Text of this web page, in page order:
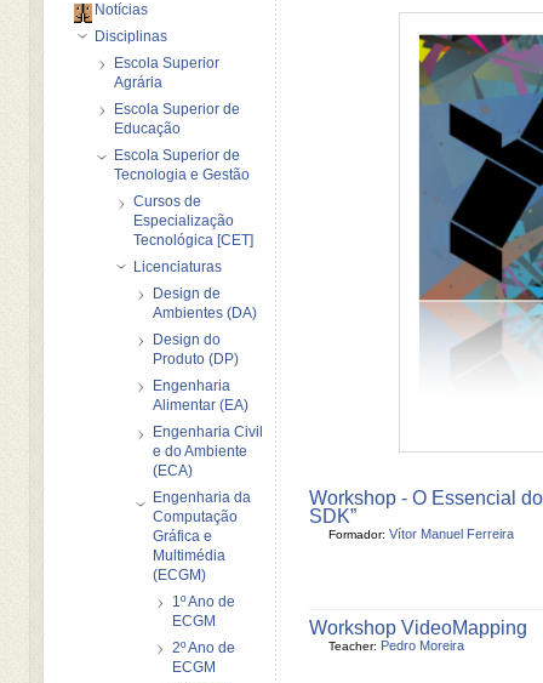
Workshop - O Essencial do
SDK”
Formador: Vítor Manuel Ferreira
Workshop VideoMapping
Teacher: Pedro Moreira
Notícias
Disciplinas
Escola Superior
Agrária
Escola Superior de
Educação
Escola Superior de
Tecnologia e Gestão
Cursos de
Especialização
Tecnológica [CET]
Licenciaturas
Design de
Ambientes (DA)
Design do
Produto (DP)
Engenharia
Alimentar (EA)
Engenharia Civil
e do Ambiente
(ECA)
Engenharia da
Computação
Gráfica e
Multimédia
(ECGM)
1º Ano de
ECGM
2º Ano de
ECGM